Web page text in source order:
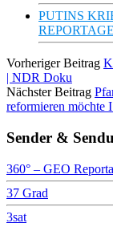
PUTINS
REPORTAGE
Vorheriger Beitrag
| NDR Doku
Nächster Beitrag
reformieren möchte
Sender &
360° – GEO
37 Grad
3sat